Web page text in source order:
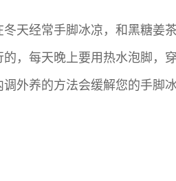
天经常手脚冰凉，和黑糖姜
，每天晚上要用热水泡脚，
外养的方法会缓解您的手脚冰